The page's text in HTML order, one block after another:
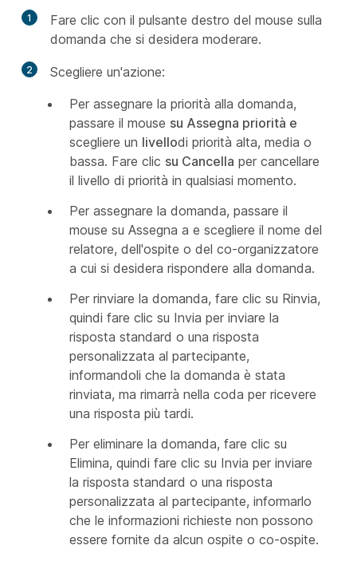
1
Fare clic con il pulsante destro del mouse sulla
domanda che si desidera moderare.
2
Scegliere un'azione:
Per assegnare la priorità alla domanda,
passare il mouse su Assegna priorità e
scegliere un livellodi priorità alta, media o
bassa. Fare clic su Cancella per cancellare
il livello di priorità in qualsiasi momento.
Per assegnare la domanda, passare il
mouse su Assegna a e scegliere il nome del
relatore, dell'ospite o del co-organizzatore
a cui si desidera rispondere alla domanda.
Per rinviare la domanda, fare clic su Rinvia,
quindi fare clic su Invia per inviare la
risposta standard o una risposta
personalizzata al partecipante,
informandoli che la domanda è stata
rinviata, ma rimarrà nella coda per ricevere
una risposta più tardi.
Per eliminare la domanda, fare clic su
Elimina, quindi fare clic su Invia per inviare
la risposta standard o una risposta
personalizzata al partecipante, informarlo
che le informazioni richieste non possono
essere fornite da alcun ospite o co-ospite.